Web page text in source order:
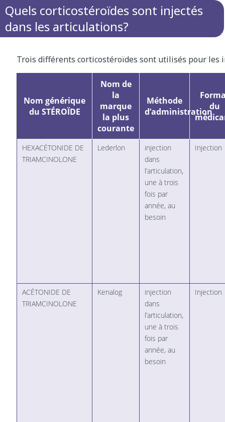
Quels corticostéroïdes sont injectés
dans les articulations?
Trois différents corticostéroïdes sont utilisés pour les
Nom générique
du STÉROÏDE
Nom de
la
marque
la plus
courante
Méthode
d’administrationdu
HEXACÉTONIDE DE
TRIAMCINOLONE
Lederlon
injection
dans
l’articulation,
une à trois
fois par
année, au
besoin
Injection
ACÉTONIDE DE
TRIAMCINOLONE
Kenalog
injection
dans
l’articulation,
une à trois
fois par
année, au
besoin
Injection